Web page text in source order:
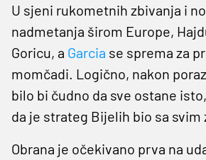
U sjeni rukometnih zbivanja i
nadmetanja širom Europe,
Goricu, a Garcia se sprema za
momčadi. Logično, nakon
bilo bi čudno da sve ostane
da je strateg Bijelih bio sa svim
Obrana je očekivano prva na